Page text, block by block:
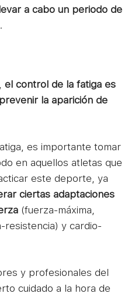
a cabo un periodo de
.
el control de la fatiga es
la aparición de
es importante tomar
en aquellos atletas que
este deporte, ya
ciertas adaptaciones
(fuerza-máxima,
y cardio-
y profesionales del
cuidado a la hora de